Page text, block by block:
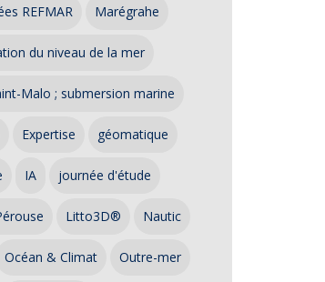
REFMAR Marégrahe
du niveau de la mer
Malo ; submersion marine
Expertise géomatique
IA journée d'étude
Litto3D® Nautic
Océan & Climat Outre-mer